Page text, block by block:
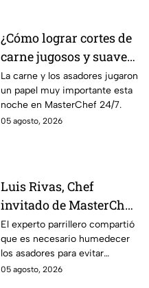
¿Cómo lograr cortes de
carne jugosos y suaves
al estilo MasterChef
24/7?
La carne y los asadores jugaron
un papel muy importante esta
noche en MasterChef 24/7.
05 agosto, 2026
Luis Rivas, Chef
invitado de MasterChef
24/7 destaca la
importancia del agua
para la preparación de
cualquier asado
El experto parrillero compartió
que es necesario humedecer
los asadores para evitar
accidentes
05 agosto, 2026